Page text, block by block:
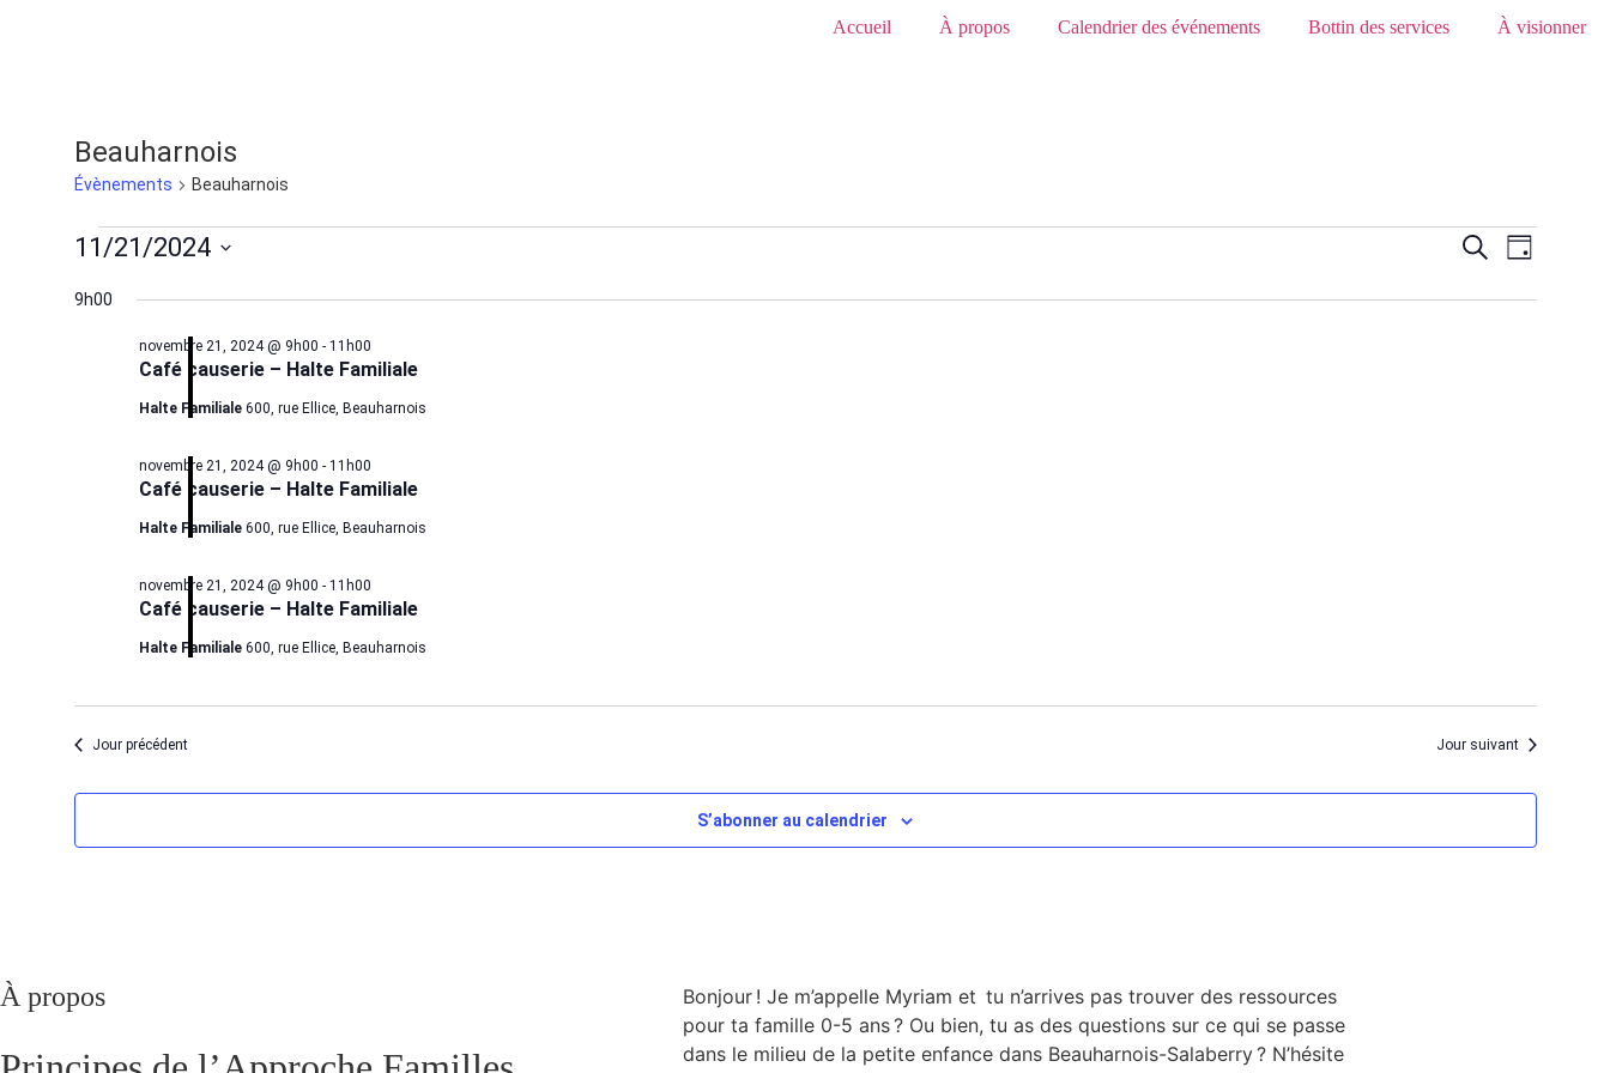
Accueil À propos Calendrier des événements Bottin des services À visionner
Beauharnois
Évènements Beauharnois
et
Recherche
Jour
11/21/2024
une
date.
9h00
Café causerie – Halte Familiale
novembre 21, 2024 @ 9h00 - 11h00
Halte Familiale 600, rue Ellice, Beauharnois
Café causerie – Halte Familiale
novembre 21, 2024 @ 9h00 - 11h00
Halte Familiale 600, rue Ellice, Beauharnois
Café causerie – Halte Familiale
novembre 21, 2024 @ 9h00 - 11h00
Halte Familiale 600, rue Ellice, Beauharnois
Jour précédent Jour suivant
S’abonner au calendrier
À propos
Bonjour ! Je m’appelle Myriam et tu n’arrives pas trouver des ressources
pour ta famille 0-5 ans ? Ou bien, tu as des questions sur ce qui se passe
dans le milieu de la petite enfance dans Beauharnois-Salaberry ? N’hésite